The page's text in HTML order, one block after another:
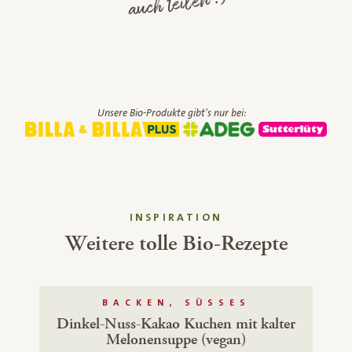
Unsere Bio-Produkte gibt's nur bei:
INSPIRATION
Weitere tolle Bio-Rezepte
BACKEN, SÜSSES
Dinkel-Nuss-Kakao Kuchen mit kalter
Melonensuppe (vegan)